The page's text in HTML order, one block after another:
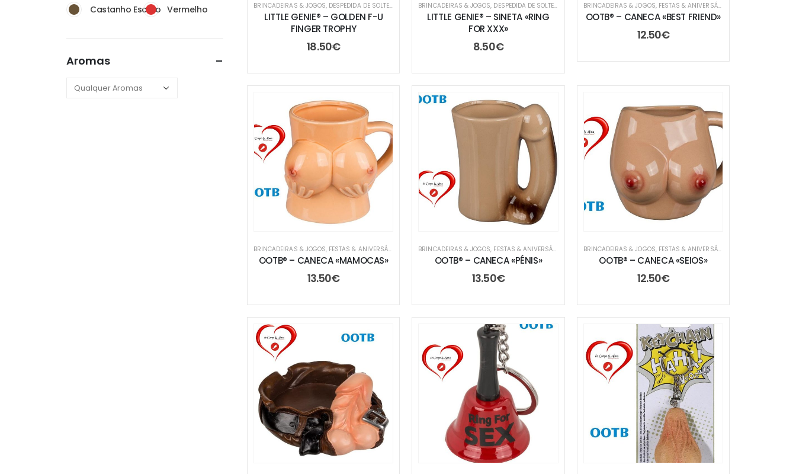
BRINCADEIRAS & JOGOS, DESPEDIDA DE SOLTEIRO/A FESTAS & ANIVERSÁRIOS,TROCA DE PRENDAS
LITTLE GENIE® – GOLDEN F-U
FINGER TROPHY
18.50€
BRINCADEIRAS & JOGOS, DESPEDIDA DE SOLTEIRO/A FESTAS & ANIVERSÁRIOS,TROCA DE PRENDAS
LITTLE GENIE® – SINETA «RING
FOR XXX»
8.50€
BRINCADEIRAS & JOGOS, FESTAS & ANIVERSÁRIOS
OOTB® – CANECA «BEST FRIEND»
12.50€
BRINCADEIRAS & JOGOS, FESTAS & ANIVERSÁRIOS TROCA DE PRENDAS
OOTB® – CANECA «MAMOCAS»
13.50€
BRINCADEIRAS & JOGOS, FESTAS & ANIVERSÁRIOS TROCA DE PRENDAS
OOTB® – CANECA «PÉNIS»
13.50€
BRINCADEIRAS & JOGOS, FESTAS & ANIVERSÁRIOS
OOTB® – CANECA «SEIOS»
12.50€
Castanho Escuro Vermelho
Aromas